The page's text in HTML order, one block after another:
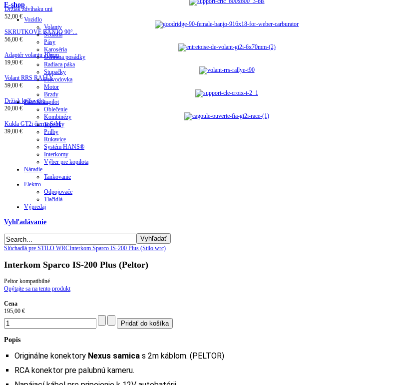
Držiak zdvíhaku uni
52,00 €
SKRUTKOVÉ BANJO 90°...
56,00 €
Adaptér volantu 10mm
19,90 €
Volant RRS RALLY
59,00 €
Držiak krížoveho...
20,00 €
Kukla GT2i čierna S-M
39,00 €
E-shop
Vozidlo
Volanty
Sedadlá
Pásy
Karoséria
Ochrana posádky
Radiaca páka
Stupačky
Prevodovka
Motor
Brzdy
Pilot & kopilot
Oblečenie
Kombinézy
Topánky
Prilby
Rukavice
Systém HANS®
Interkomy
Výber pre kopilota
Náradie
Tankovanie
Elektro
Odpojovače
Tlačidlá
Výpredaj
Vyhľadávanie
Slúchadlá pre STILO WRCInterkom Sparco IS-200 Plus (Stilo wrc)
Interkom Sparco IS-200 Plus (Peltor)
Peltor kompatibilné
Opýtajte sa na tento produkt
Cena
195,00 €
Popis
Originálne konektoryNexus samicas 2m káblom. (PELTOR)
RCA konektor pre palubnú kameru.